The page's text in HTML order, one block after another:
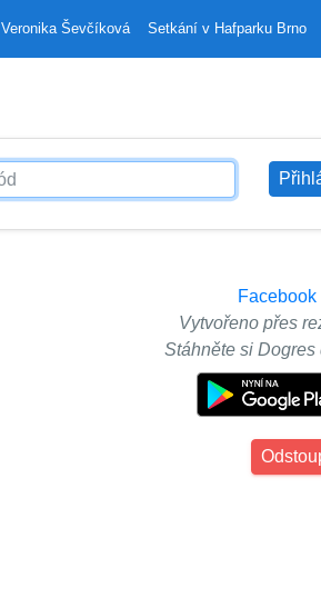
Veronika Ševčíková Setkání v Hafparku Brno
Facebook
Vytvořeno přes
Stáhněte si